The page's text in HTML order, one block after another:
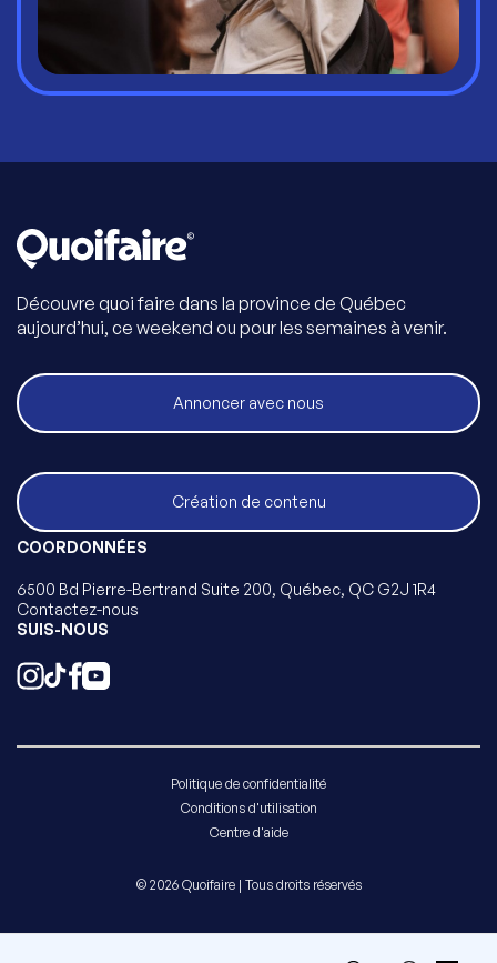
Découvre quoi faire dans la province de Québec
aujourd’hui, ce weekend ou pour les semaines à venir.
Annoncer avec nous
Création de contenu
COORDONNÉES
6500 Bd Pierre-Bertrand Suite 200, Québec, QC G2J 1R4
Contactez-nous
SUIS-NOUS
Politique de confidentialité
Conditions d'utilisation
Centre d'aide
© 2026 Quoifaire | Tous droits réservés